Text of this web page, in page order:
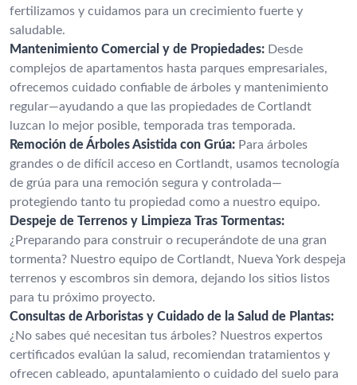
fertilizamos y cuidamos para un crecimiento fuerte y
saludable.
Mantenimiento Comercial y de Propiedades: Desde
complejos de apartamentos hasta parques empresariales,
ofrecemos cuidado confiable de árboles y mantenimiento
regular—ayudando a que las propiedades de Cortlandt
luzcan lo mejor posible, temporada tras temporada.
Remoción de Árboles Asistida con Grúa: Para árboles
grandes o de difícil acceso en Cortlandt, usamos tecnología
de grúa para una remoción segura y controlada—
protegiendo tanto tu propiedad como a nuestro equipo.
Despeje de Terrenos y Limpieza Tras Tormentas:
¿Preparando para construir o recuperándote de una gran
tormenta? Nuestro equipo de Cortlandt, Nueva York despeja
terrenos y escombros sin demora, dejando los sitios listos
para tu próximo proyecto.
Consultas de Arboristas y Cuidado de la Salud de Plantas:
¿No sabes qué necesitan tus árboles? Nuestros expertos
certificados evalúan la salud, recomiendan tratamientos y
ofrecen cableado, apuntalamiento o cuidado del suelo para